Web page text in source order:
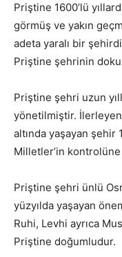
Priştine 1600’lü
görmüş ve yakın
adeta yaralı bir
Priştine şehrinin
Priştine şehri uzun
yönetilmiştir. İlerleyen
altında yaşayan şehir
Milletler’in
Priştine şehri ünlü
yüzyılda yaşayan
Ruhi, Levhi ayrıca
Priştine doğumludur.